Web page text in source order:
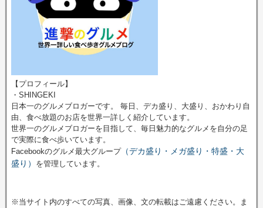
【プロフィール】
・SHINGEKI
日本一のグルメブロガーです。 毎日、デカ盛り、大盛り、おかわり自
由、食べ放題のお店を世界一詳しく紹介しています。
世界一のグルメブロガーを目指して、毎日魅力的なグルメを自分の足
で実際に食べ歩いています。
Facebookのグルメ最大グループ（デカ盛り・メガ盛り・特盛・大
盛り） を管理しています。
※当サイト内のすべての写真、画像、文の転載はご遠慮ください。ま